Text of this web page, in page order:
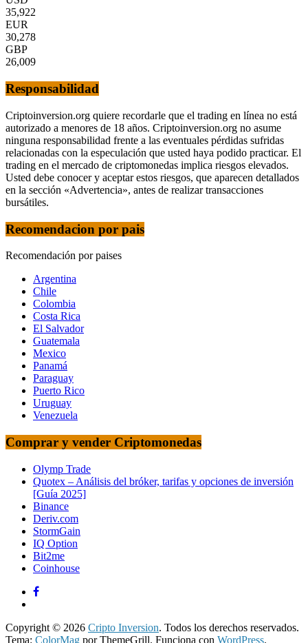
35,922
EUR
30,278
GBP
26,009
Responsabilidad
Criptoinversion.org quiere recordarle que el trading en línea no está
autorizado a menores de 18 años. Criptoinversion.org no asume
ninguna responsabilidad frente a las eventuales pérdidas sufridas
relacionadas con la especulación que usted haya podido practicar. El
trading en el mercado de criptomonedas implica riesgos elevados.
Usted debe conocer y aceptar estos riesgos, que aparecen detallados
en la sección «Advertencia», antes de realizar transacciones
bursátiles.
Recomendacion por pais
Recomendación por paises
Argentina
Chile
Colombia
Costa Rica
El Salvador
Guatemala
Mexico
Panamá
Paraguay
Puerto Rico
Uruguay
Venezuela
Comprar y vender Criptomonedas
Olymp Trade
Quotex – Análisis del bróker, tarifas y opciones de inversión
[Guía 2025]
Binance
Deriv.com
StormGain
IQ Option
Bit2me
Coinhouse
Copyright © 2026 Cripto Inversion. Todos los derechos reservados.
Tema: ColorMag por ThemeGrill. Funciona con WordPress.